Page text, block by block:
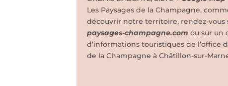
Les Paysages de la Champagne,
découvrir notre territoire, rendez-vous
paysages-champagne.com ou sur un
d’informations touristiques de l’office
de la Champagne à Châtillon-sur-